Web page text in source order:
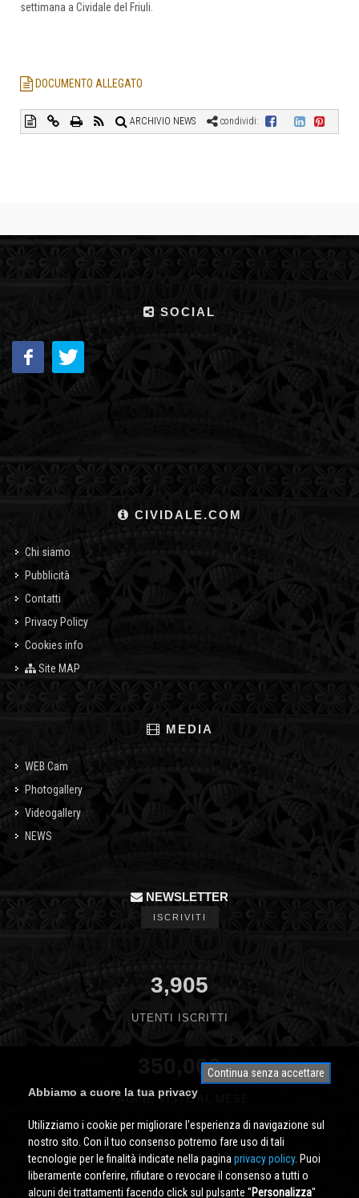
settimana a Cividale del Friuli.
DOCUMENTO ALLEGATO
ARCHIVIO NEWS condividi:
SOCIAL
CIVIDALE.COM
Chi siamo
Pubblicità
Contatti
Privacy Policy
Cookies info
Site MAP
MEDIA
WEB Cam
Photogallery
Videogallery
NEWS
NEWSLETTER
ISCRIVITI
3,905
UTENTI ISCRITTI
350,000
PAGINE VISTE AL MESE
Continua senza accettare
Abbiamo a cuore la tua privacy
Utilizziamo i cookie per migliorare l'esperienza di navigazione sul
nostro sito. Con il tuo consenso potremo fare uso di tali
tecnologie per le finalità indicate nella pagina privacy policy. Puoi
liberamente conferire, rifiutare o revocare il consenso a tutti o
alcuni dei trattamenti facendo click sul pulsante ''Personalizza''